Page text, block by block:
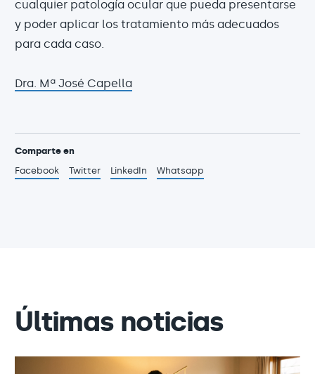
cualquier patología ocular que pueda presentarse
y poder aplicar los tratamiento más adecuados
para cada caso.
Dra. Mª José Capella
Comparte en
Facebook
Twitter LinkedIn Whatsapp
Últimas noticias